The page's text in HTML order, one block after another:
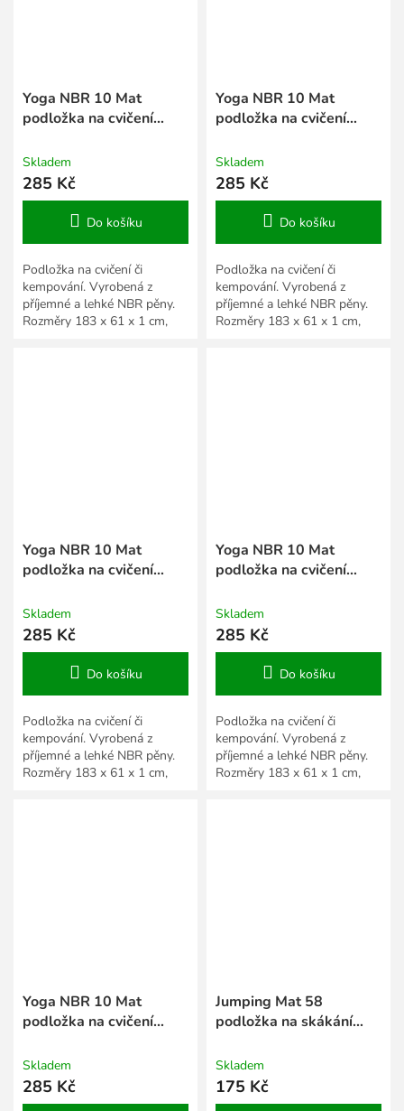
Yoga NBR 10 Mat
podložka na cvičení
Skladem
285 Kč
Do košíku
Podložka na cvičení či
kempování. Vyrobená z
příjemné a lehké NBR pěny.
Rozměry 183 x 61 x 1 cm,
Yoga NBR 10 Mat
podložka na cvičení
Skladem
285 Kč
Do košíku
Podložka na cvičení či
kempování. Vyrobená z
příjemné a lehké NBR pěny.
Rozměry 183 x 61 x 1 cm,
Yoga NBR 10 Mat
podložka na cvičení
Skladem
285 Kč
Do košíku
Podložka na cvičení či
kempování. Vyrobená z
příjemné a lehké NBR pěny.
Rozměry 183 x 61 x 1 cm,
Yoga NBR 10 Mat
podložka na cvičení
Skladem
285 Kč
Do košíku
Podložka na cvičení či
kempování. Vyrobená z
příjemné a lehké NBR pěny.
Rozměry 183 x 61 x 1 cm,
Yoga NBR 10 Mat
podložka na cvičení
Skladem
285 Kč
Jumping Mat 58
podložka na skákání
Skladem
175 Kč